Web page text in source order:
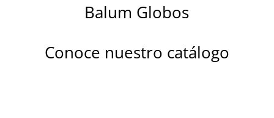
Balum Globos
Conoce nuestro catálogo